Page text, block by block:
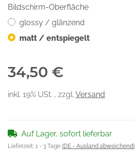
Bildschirm-Oberfläche
glossy / glänzend
matt / entspiegelt
34,50 €
inkl. 19% USt. , zzgl. Versand
Auf Lager, sofort lieferbar
Lieferzeit: 1 - 3 Tage (DE - Ausland abweichend)